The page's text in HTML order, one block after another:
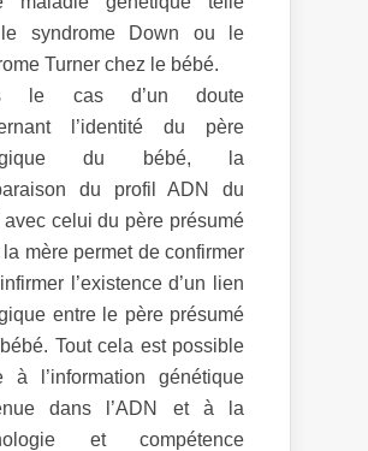
syndrome Down ou le
Turner chez le bébé.
le cas d’un doute
l’identité du père
du bébé, la
du profil ADN du
avec celui du père présumé
mère permet de confirmer
l’existence d’un lien
entre le père présumé
Tout cela est possible
à l’information génétique
dans l’ADN et à la
et compétence